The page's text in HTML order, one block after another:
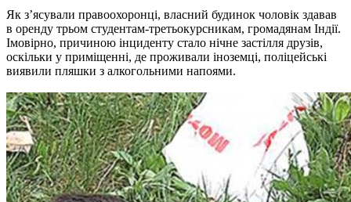
Як з’ясували правоохоронці, власний будинок чоловік здавав
в оренду трьом студентам-третьокурсникам, громадянам Індії.
Імовірно, причиною інциденту стало нічне застілля друзів,
оскільки у приміщенні, де проживали іноземці, поліцейські
виявили пляшки з алкогольними напоями.